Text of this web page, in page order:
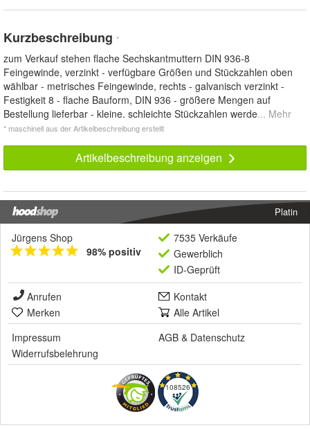
Kurzbeschreibung *
zum Verkauf stehen flache Sechskantmuttern DIN 936-8
Feingewinde, verzinkt - verfügbare Größen und Stückzahlen oben
wählbar - metrisches Feingewinde, rechts - galvanisch verzinkt -
Festigkeit 8 - flache Bauform, DIN 936 - größere Mengen auf
Bestellung lieferbar - kleine. schleichte Stückzahlen werde... Mehr
* maschinell aus der Artikelbeschreibung erstellt
Artikelbeschreibung anzeigen
Platin
Jürgens Shop
98% positiv
7535 Verkäufe
Gewerblich
ID-Geprüft
Anrufen
Kontakt
Merken
Alle Artikel
Impressum
AGB & Datenschutz
Widerrufsbelehrung
108526